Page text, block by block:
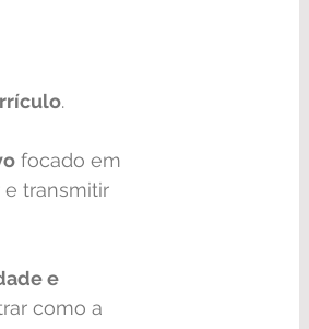
.
focado em
transmitir
e
como a